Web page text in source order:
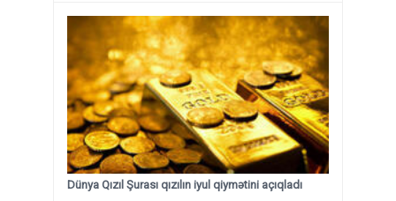
Dünya Qızıl Şurası qızılın iyul qiymətini açıqladı